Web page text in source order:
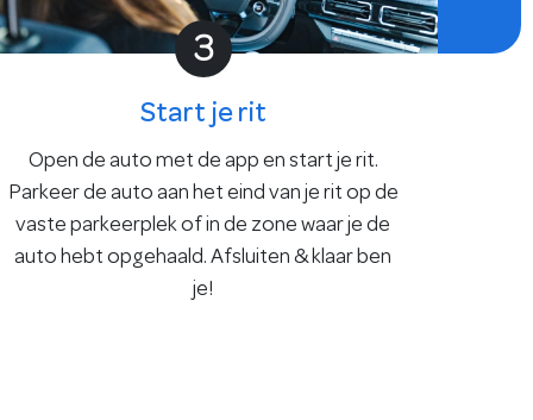
3
Start je rit
Open de auto met de app en start je rit.
Parkeer de auto aan het eind van je rit op de
vaste parkeerplek of in de zone waar je de
auto hebt opgehaald. Afsluiten & klaar ben
je!